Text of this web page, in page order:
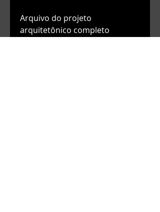
Arquivo do projeto
arquitetônico completo